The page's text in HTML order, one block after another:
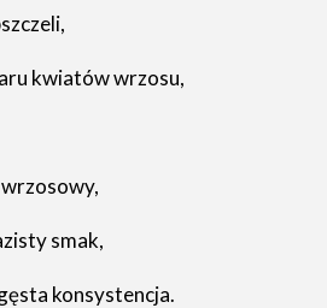
kwiatów wrzosu,
smak,
konsystencja.